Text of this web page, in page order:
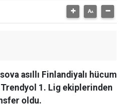
asıllı Finlandiyalı hücum
1. Lig ekiplerinden
oldu.